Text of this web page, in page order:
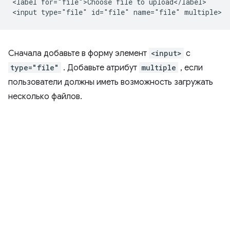
Сначала добавьте в форму элемент <input> с
type="file" . Добавьте атрибут multiple , если
пользователи должны иметь возможность загружать
несколько файлов.